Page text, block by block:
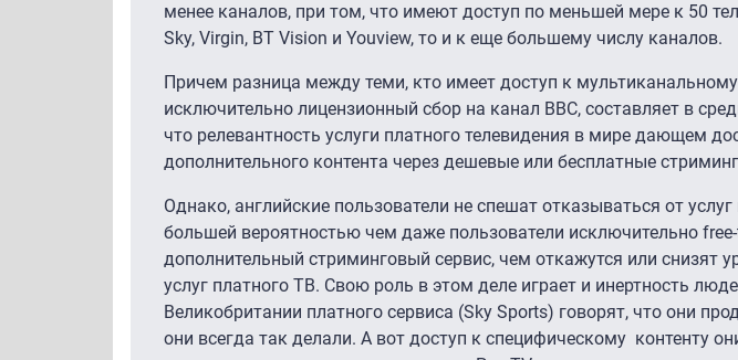
менее каналов, при том, что имеют доступ по меньшей мере к 50
Sky, Virgin, BT Vision и Youview, то и к еще большему числу каналов.
Причем разница между теми, кто имеет доступ к
исключительно лицензионный сбор на канал BBC, составляет в
что релевантность услуги платного телевидения в мире дающем
дополнительного контента через дешевые или бесплатные
Однако, английские пользователи не спешат отказываться от
большей вероятностью чем даже пользователи исключительно
дополнительный стриминговый сервис, чем откажутся или
услуг платного ТВ. Свою роль в этом деле играет и инертность
Великобритании платного сервиса (Sky Sports) говорят, что они
они всегда так делали. А вот доступ к специфическому контенту